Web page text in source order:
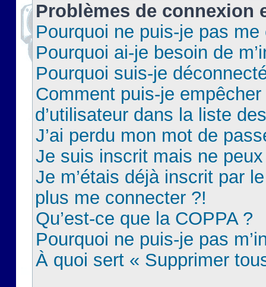
Problèmes de connexion
Pourquoi ne puis-je pas
Pourquoi ai-je besoin de
Pourquoi suis-je
Comment puis-je
d’utilisateur dans la liste
J’ai perdu mon mot de
Je suis inscrit mais ne
Je m’étais déjà inscrit par
plus me connecter ?!
Qu’est-ce que la COPPA ?
Pourquoi ne puis-je pas
À quoi sert « Supprimer